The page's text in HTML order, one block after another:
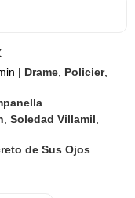
| Drame Policier,
,Soledad Villamil
de Sus Ojos